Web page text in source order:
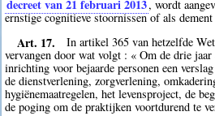
decreet van 21 februari 2013, wordt
ernstige cognitieve stoornissen of als
Art. 17.
In artikel 365 van hetzelfde
vervangen door wat volgt : « Om de drie jaar
inrichting voor bejaarde personen een
de dienstverlening, zorgverlening,
hygiënemaatregelen, het levensproject, de
de poging om de praktijken voortdurend te